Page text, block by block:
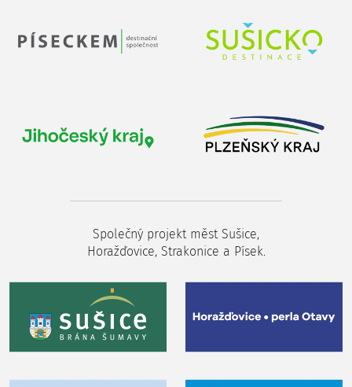
Společný projekt měst Sušice,
Horažďovice, Strakonice a Písek.